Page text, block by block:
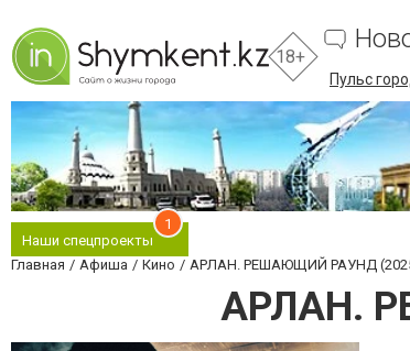
18+
Пульс
Наши спецпроекты
1
Главная Афиша Кино АРЛАН. РЕШАЮЩИЙ РАУНД
АРЛАН.